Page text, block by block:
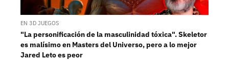
EN 3D JUEGOS
"La personificación de la masculinidad tóxica". Skeletor
es malísimo en Masters del Universo, pero a lo mejor
Jared Leto es peor